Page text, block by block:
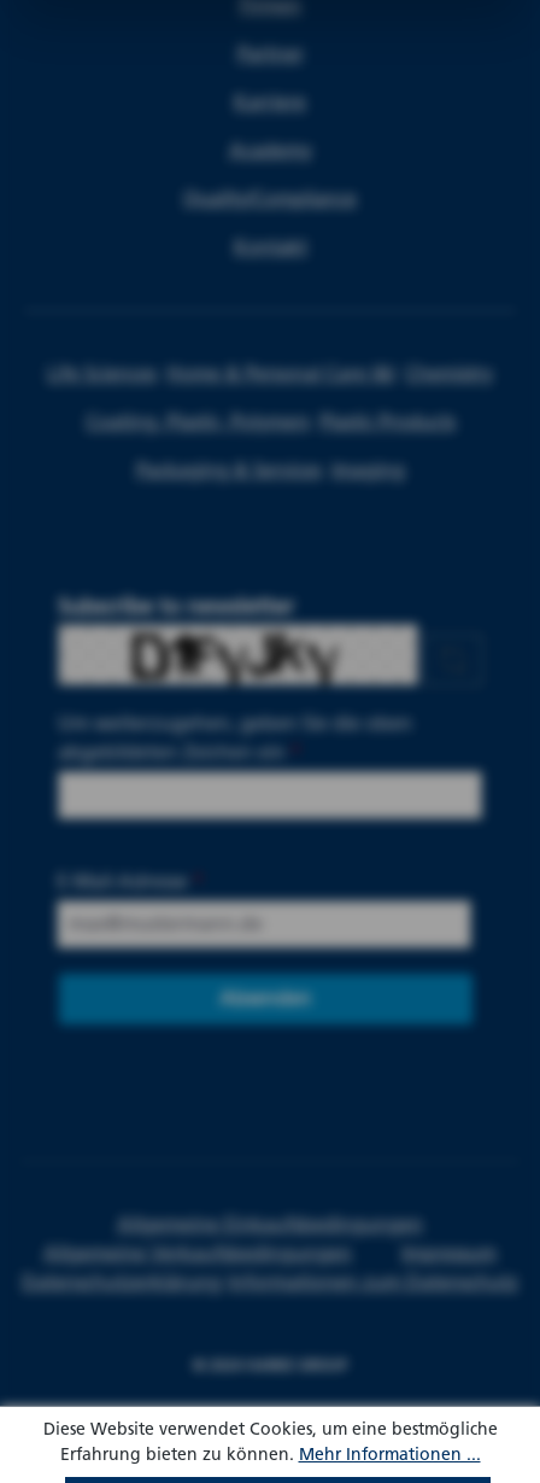
Firmen
Partner
Karriere
Academy
Quality/Compliance
Kontakt
Life Sciences Home & Personal Care I&I Chemistry
Coating, Plastic, Polymers Plastic Products
Packaging & Services Imaging
Subscribe to newsletter
Um weiterzugehen, geben Sie die oben
abgebildeten Zeichen ein
Absenden
Allgemeine Einkaufsbedingungen
Allgemeine Verkaufsbedingungen
Impressum
Datenschutzerklärung
Informationen zum Datenschutz
Diese Website verwendet Cookies, um eine bestmögliche
Erfahrung bieten zu können. Mehr Informationen ...